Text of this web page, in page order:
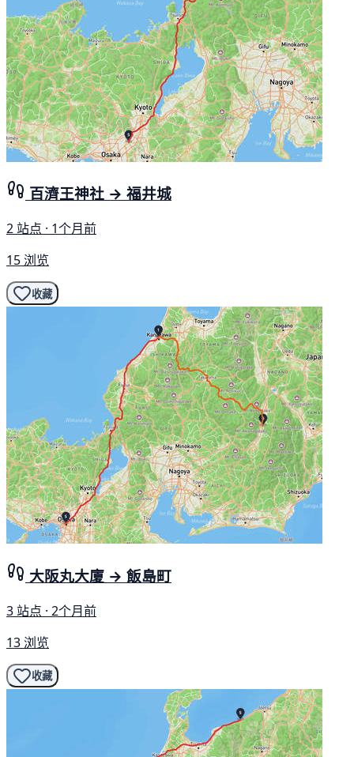
百濟王神社 → 福井城
2 站点 · 1个月前
15 浏览
收藏
大阪丸大廈 → 飯島町
3 站点 · 2个月前
13 浏览
收藏